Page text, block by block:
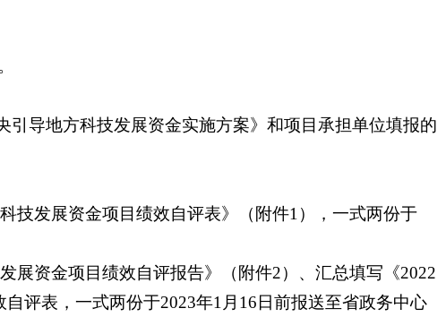
导地方科技发展资金实施方案》和项目承担单位填报的
技发展资金项目绩效自评表》（附件1），一式两份于
展资金项目绩效自评报告》（附件2）、汇总填写《2022
评表，一式两份于2023年1月16日前报送至省政务中心